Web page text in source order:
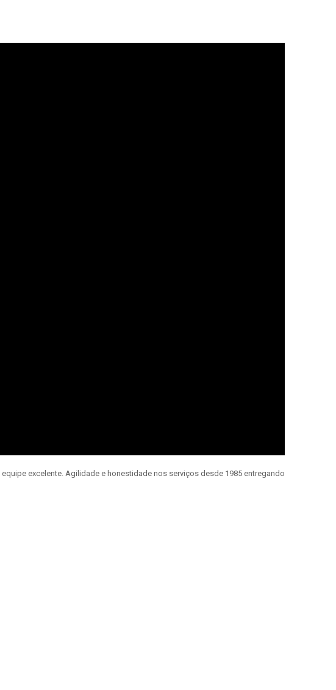
excelente. Agilidade e honestidade nos serviços desde 1985 entregando